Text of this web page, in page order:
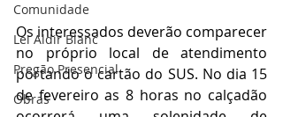
Comunidade
Lei Aldir Blanc
Pregão Presencial
Obras
Os interessados deverão comparecer
no próprio local de atendimento
portando o cartão do SUS. No dia 15
de fevereiro as 8 horas no calçadão